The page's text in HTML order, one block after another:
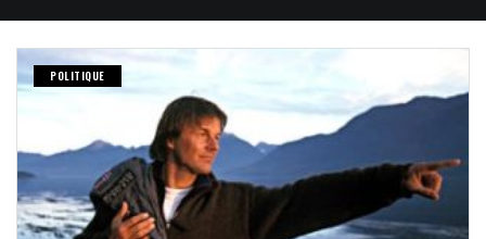
POLITIQUE